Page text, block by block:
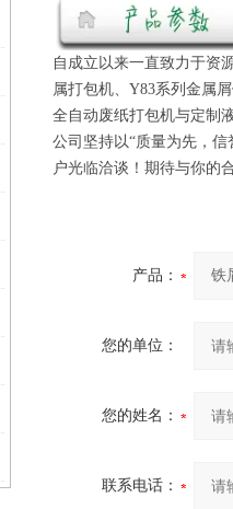
自成立以来一直致力于资
属打包机、Y83系列金属
全自动废纸打包机与定制
公司坚持以“质量为先，
户光临洽谈！期待与你的
产品：
您的单位：
您的姓名：
联系电话：